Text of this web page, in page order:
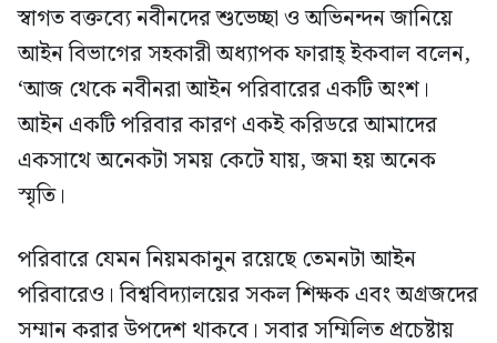
স্বাগত বক্তব্যে নবীনদের শুভেচ্ছা ও অভিনন্দন জানিয়ে
আইন বিভাগের সহকারী অধ্যাপক ফারাহ্ ইকবাল বলেন,
‘আজ থেকে নবীনরা আইন পরিবারের একটি অংশ।
আইন একটি পরিবার কারণ একই করিডরে আমাদের
একসাথে অনেকটা সময় কেটে যায়, জমা হয় অনেক
স্মৃতি।
পরিবারে যেমন নিয়মকানুন রয়েছে তেমনটা আইন
পরিবারেও। বিশ্ববিদ্যালয়ের সকল শিক্ষক এবং অগ্রজদের
সম্মান করার উপদেশ থাকবে। সবার সম্মিলিত প্রচেষ্টায়